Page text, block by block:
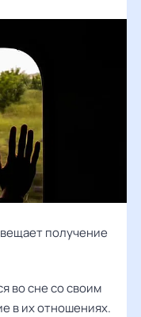
получение
во сне со своим
в их отношениях.